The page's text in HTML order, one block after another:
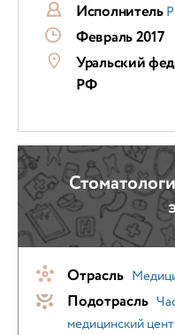
Исполнитель
Февраль 2017
Уральский
РФ
Отрасль
Подотрасль
медицинский